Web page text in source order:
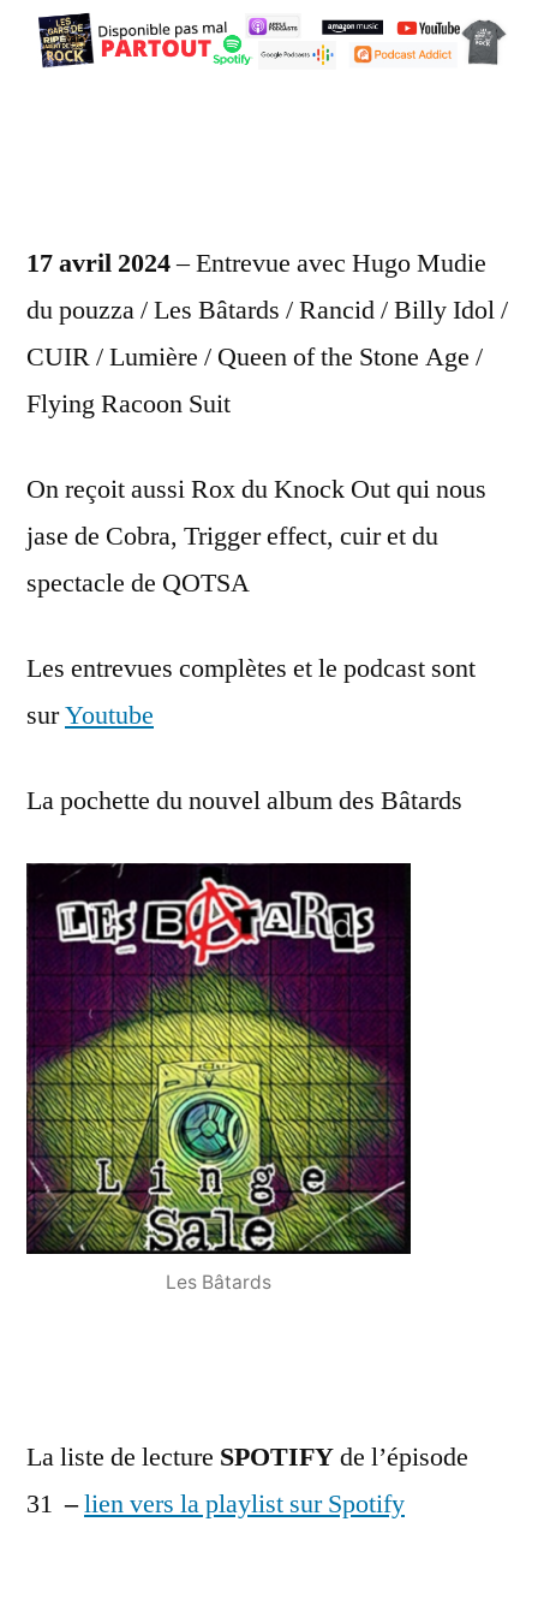
17 avril 2024– Entrevue avec Hugo Mudie
du pouzza / Les Bâtards / Rancid / Billy Idol /
CUIR / Lumière / Queen of the Stone Age /
Flying Racoon Suit
On reçoit aussi Rox du Knock Out qui nous
jase de Cobra, Trigger effect, cuir et du
spectacle de QOTSA
Les entrevues complètes et le podcast sont
surYoutube
La pochette du nouvel album des Bâtards
Les Bâtards
La liste de lecture SPOTIFYde l’épisode
31 –lien vers la playlist sur Spotify